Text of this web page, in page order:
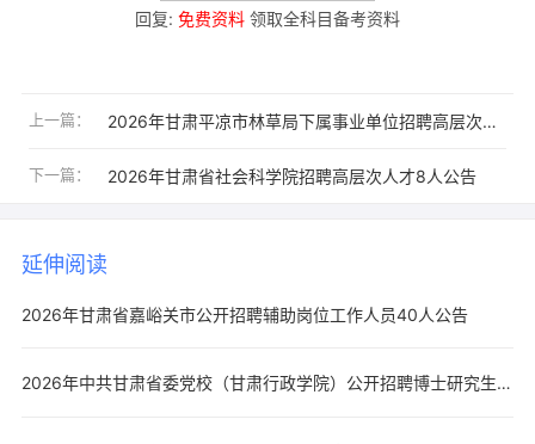
回复: 免费资料 领取全科目备考资料
上一篇： 2026年甘肃平凉市林草局下属事业单位招聘高层次人才9人公告
下一篇： 2026年甘肃省社会科学院招聘高层次人才8人公告
延伸阅读
2026年甘肃省嘉峪关市公开招聘辅助岗位工作人员40人公告
2026年中共甘肃省委党校（甘肃行政学院）公开招聘博士研究生7人公告